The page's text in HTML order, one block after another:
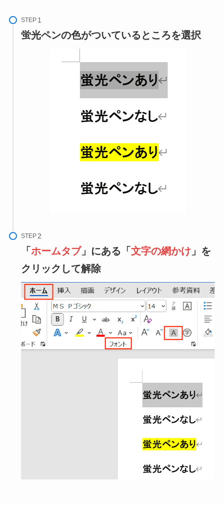
STEP
蛍光ペンの色がついているところを選択
STEP
「ホームタブ」にある「文字の網かけ 」を
クリックして解除